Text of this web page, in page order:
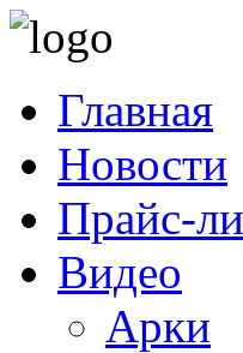
Главная
Новости
Прайс-
Видео
Арки